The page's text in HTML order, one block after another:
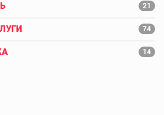
21
74
14